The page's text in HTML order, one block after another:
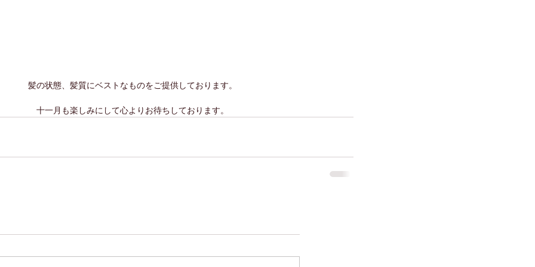
髪の状態、髪質にベストなものをご提供しております。
十一月も楽しみにして心よりお待ちしております。